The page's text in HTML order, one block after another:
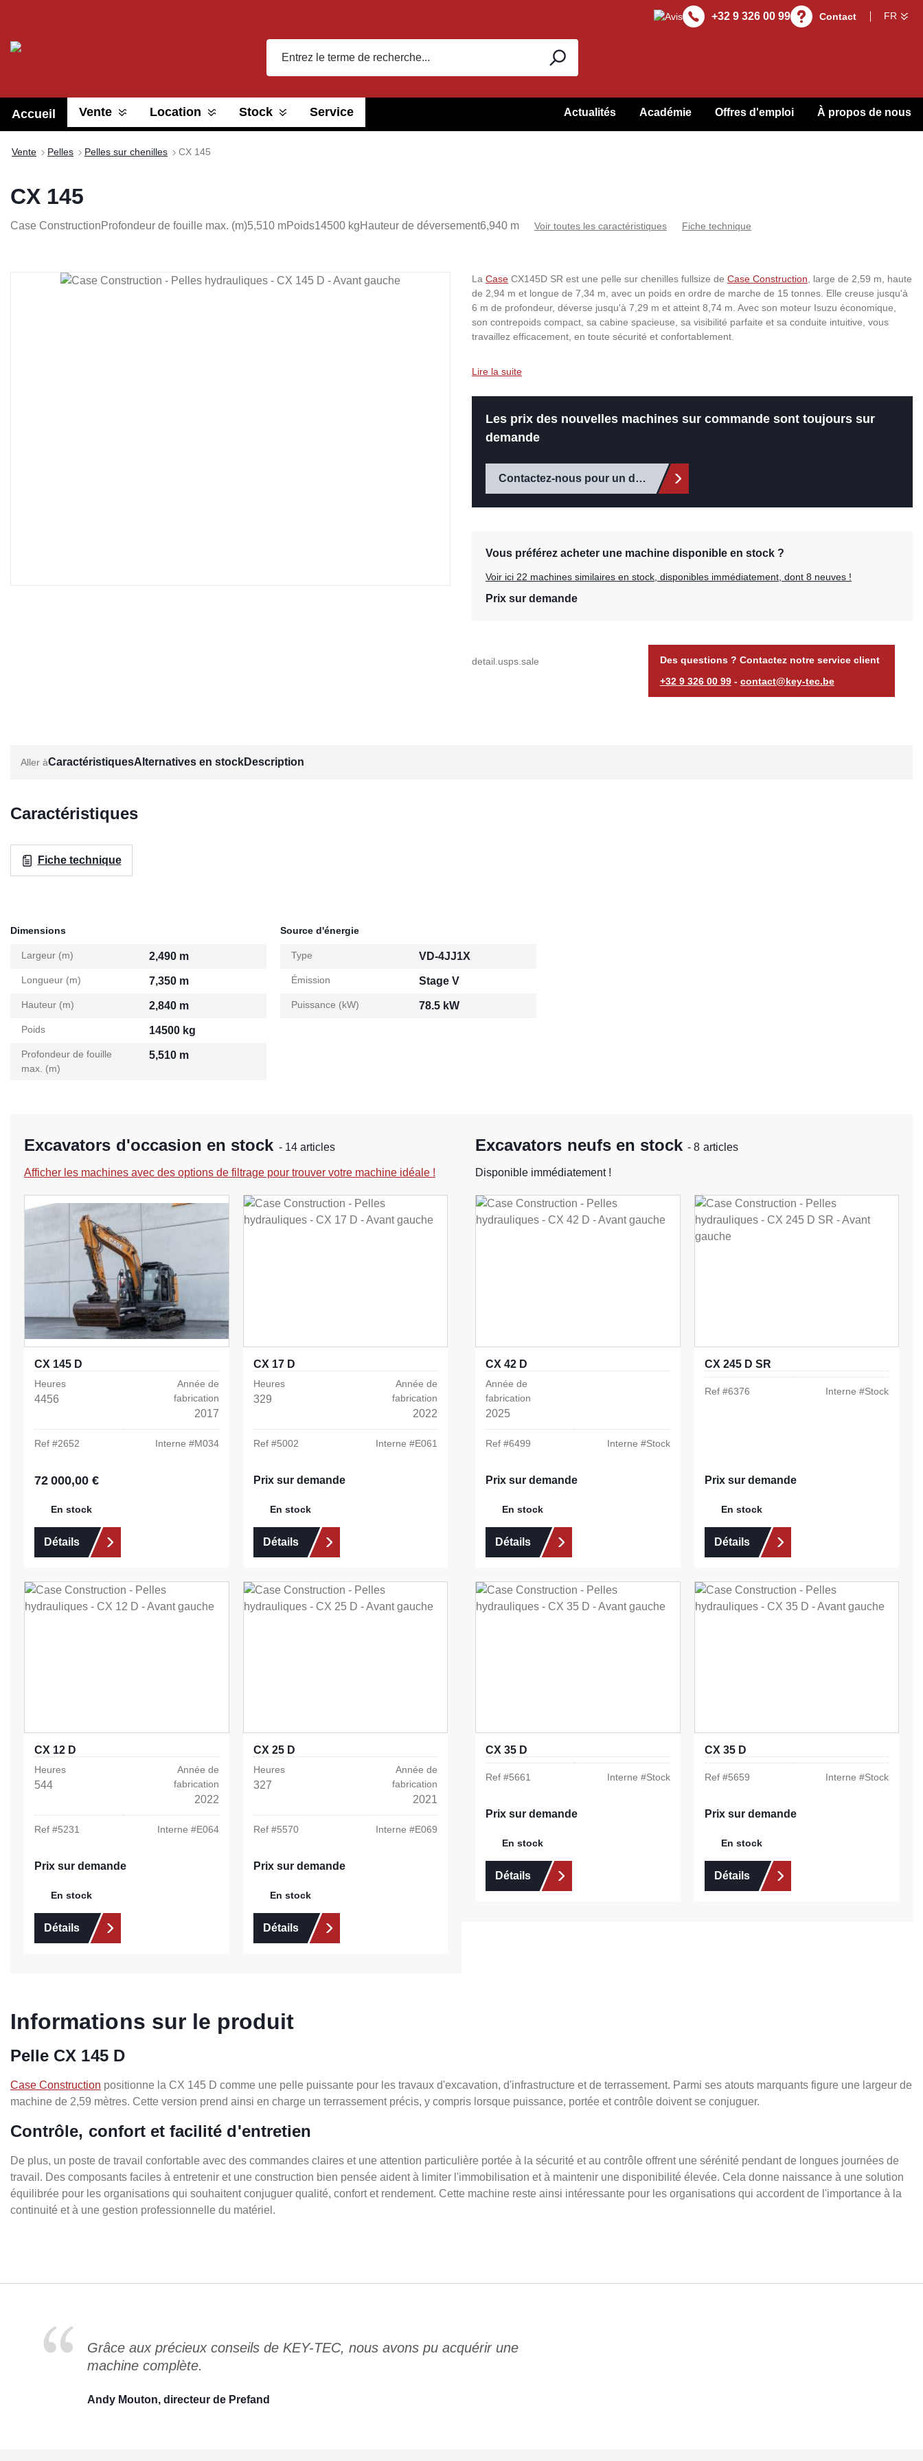
+32 9 326 00 99 Contact
Accueil Vente Location Stock Service Actualités Académie Offres d'emploi À propos de nous
Vente Pelles Pelles sur chenilles CX 145
CX 145
Case ConstructionProfondeur de fouille max. (m)5,510 mPoids14500 kgHauteur de déversement6,940 m Voir toutes les caractéristiques Fiche technique
Ignorer la galerie d'images La Case CX145D SR est une pelle sur chenilles fullsize de Case Construction, large de 2,59 m, haute
de 2,94 m et longue de 7,34 m, avec un poids en ordre de marche de 15 tonnes. Elle creuse jusqu'à
6 m de profondeur, déverse jusqu'à 7,29 m et atteint 8,74 m. Avec son moteur Isuzu économique,
son contrepoids compact, sa cabine spacieuse, sa visibilité parfaite et sa conduite intuitive, vous
travaillez efficacement, en toute sécurité et confortablement.
Lire la suite
Les prix des nouvelles machines sur commande sont toujours sur
demande
Contactez-nous pour un devis
Vous préférez acheter une machine disponible en stock ?
Voir ici 22 machines similaires en stock, disponibles immédiatement, dont 8 neuves !
Prix sur demande
detail.usps.sale
Des questions ? Contactez notre service client
+32 9 326 00 99- contact@key-tec.be
CaractéristiquesAlternatives en stockDescription
Caractéristiques
Fiche technique
Dimensions
Largeur (m) 2,490 m
Longueur (m) 7,350 m
Hauteur (m) 2,840 m
Poids 14500 kg
Profondeur de fouille
max. (m)
5,510 m
Source d'énergie
Type VD-4JJ1X
Émission Stage V
Puissance (kW) 78.5 kW
Excavators d'occasion en stock - 14 articles
Afficher les machines avec des options de filtrage pour trouver votre machine idéale !
CX 145 D
Heures
4456
Année de
fabrication
2017
Ref #2652 Interne #M034
Prix régulier :
72 000,00 €
En stock
Détails
CX 17 D
Heures
329
Année de
fabrication
2022
Ref #5002 Interne #E061
Prix sur demande
En stock
Détails
CX 12 D
Heures
544
Année de
fabrication
2022
Ref #5231 Interne #E064
Prix sur demande
En stock
Détails
CX 25 D
Heures
327
Année de
fabrication
2021
Ref #5570 Interne #E069
Prix sur demande
En stock
Détails
Excavators neufs en stock- 8 articles
Disponible immédiatement !
CX 42 D
Année de
fabrication
2025
Ref #6499 Interne #Stock
Prix sur demande
En stock
Détails
CX 245 D SR
Ref #6376 Interne #Stock
Prix sur demande
En stock
Détails
CX 35 D
Ref #5661 Interne #Stock
Prix sur demande
En stock
Détails
CX 35 D
Ref #5659 Interne #Stock
Prix sur demande
En stock
Détails
Informations sur le produit
Pelle CX 145 D
Case Construction positionne la CX 145 D comme une pelle puissante pour les travaux d'excavation, d'infrastructure et de terrassement. Parmi ses atouts marquants figure une largeur de
machine de 2,59 mètres. Cette version prend ainsi en charge un terrassement précis, y compris lorsque puissance, portée et contrôle doivent se conjuguer.
Contrôle, confort et facilité d'entretien
De plus, un poste de travail confortable avec des commandes claires et une attention particulière portée à la sécurité et au contrôle offrent une sérénité pendant de longues journées de
travail. Des composants faciles à entretenir et une construction bien pensée aident à limiter l'immobilisation et à maintenir une disponibilité élevée. Cela donne naissance à une solution
équilibrée pour les organisations qui souhaitent conjuguer qualité, confort et rendement. Cette machine reste ainsi intéressante pour les organisations qui accordent de l'importance à la
continuité et à une gestion professionnelle du matériel.
Grâce aux précieux conseils de KEY-TEC, nous avons pu acquérir une
machine complète.
Andy Mouton, directeur de Prefand